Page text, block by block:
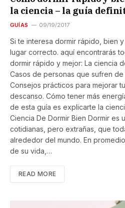
la ciencia – la guía
GUÍAS 09/19/2017
Si te interesa dormir rápido, bien
lugar correcto. aquí encontrarás
dormir rápido y mejor: La ciencia
Casos de personas que sufren
Consejos prácticos para mejorar
descanso. Cómo tener más
de esta guía es explicarte la
Ciencia De Dormir Bien Dormir es
cotidianas, pero extrañas, que
alrededor del mundo. En
de su vida,…
READ MORE